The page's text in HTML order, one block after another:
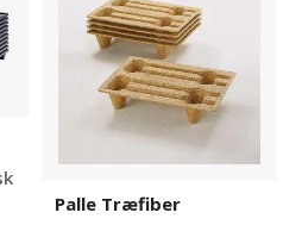
Palle Træfiber